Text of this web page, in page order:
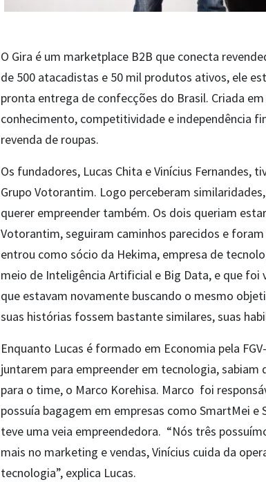
O Gira é um marketplace B2B que conecta
de 500 atacadistas e 50 mil produtos ativos, ele
pronta entrega de confecções do Brasil. Criada
conhecimento, competitividade e independência
revenda de roupas.
Os fundadores, Lucas Chita e Vinícius Fernandes,
Grupo Votorantim. Logo perceberam
querer empreender também. Os dois queriam
Votorantim, seguiram caminhos parecidos e
entrou como sócio da Hekima, empresa de
meio de Inteligência Artificial e Big Data, e que foi
que estavam novamente buscando o mesmo
suas histórias fossem bastante similares, suas
Enquanto Lucas é formado em Economia pela
juntarem para empreender em tecnologia,
para o time, o Marco Korehisa. Marco foi
possuía bagagem em empresas como SmartMei e
teve uma veia empreendedora. “Nós três
mais no marketing e vendas, Vinícius cuida da
tecnologia”, explica Lucas.